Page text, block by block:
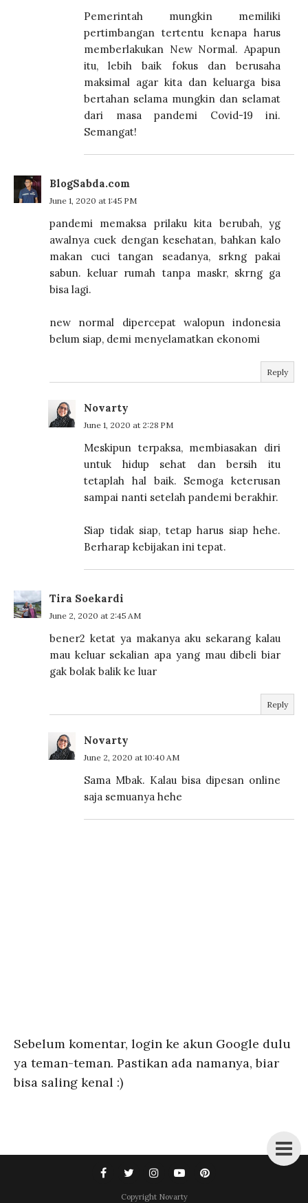
Pemerintah mungkin memiliki
pertimbangan tertentu kenapa harus
memberlakukan New Normal. Apapun
itu, lebih baik fokus dan berusaha
maksimal agar kita dan keluarga bisa
bertahan selama mungkin dan selamat
dari masa pandemi Covid-19 ini.
Semangat!
BlogSabda.com
June 1, 2020 at 1:45 PM
pandemi memaksa prilaku kita berubah, yg
awalnya cuek dengan kesehatan, bahkan kalo
makan cuci tangan seadanya, srkng pakai
sabun. keluar rumah tanpa maskr, skrng ga
bisa lagi.
new normal dipercepat walopun indonesia
belum siap, demi menyelamatkan ekonomi
Reply
Novarty
June 1, 2020 at 2:28 PM
Meskipun terpaksa, membiasakan diri
untuk hidup sehat dan bersih itu
tetaplah hal baik. Semoga keterusan
sampai nanti setelah pandemi berakhir.
Siap tidak siap, tetap harus siap hehe.
Berharap kebijakan ini tepat.
Tira Soekardi
June 2, 2020 at 2:45 AM
bener2 ketat ya makanya aku sekarang kalau
mau keluar sekalian apa yang mau dibeli biar
gak bolak balik ke luar
Reply
Novarty
June 2, 2020 at 10:40 AM
Sama Mbak. Kalau bisa dipesan online
saja semuanya hehe
Sebelum komentar, login ke akun Google dulu
ya teman-teman. Pastikan ada namanya, biar
bisa saling kenal :)
Copyright Novarty